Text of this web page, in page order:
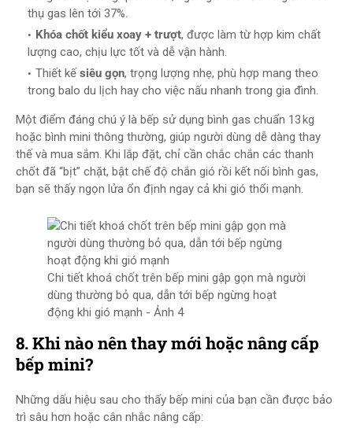
thụ gas lên tới 37%.
Khóa chốt kiểu xoay + trượt, được làm từ hợp kim chất
lượng cao, chịu lực tốt và dễ vận hành.
Thiết kếsiêu gọn, trọng lượng nhẹ, phù hợp mang theo
trong balo du lịch hay cho việc nấu nhanh trong gia đình.
Một điểm đáng chú ý là bếp sử dụng bình gas chuẩn 13 kg
hoặc bình mini thông thường, giúp người dùng dễ dàng thay
thế và mua sắm. Khi lắp đặt, chỉ cần chắc chắn các thanh
chốt đã “bịt” chặt, bật chế độ chắn gió rồi kết nối bình gas,
bạn sẽ thấy ngọn lửa ổn định ngay cả khi gió thổi mạnh.
Chi tiết khoá chốt trên bếp mini gập gọn mà người
dùng thường bỏ qua, dẫn tới bếp ngừng hoạt
động khi gió mạnh - Ảnh 4
8. Khi nào nên thay mới hoặc nâng cấp
bếp mini?
Những dấu hiệu sau cho thấy bếp mini của bạn cần được bảo
trì sâu hơn hoặc cân nhắc nâng cấp: